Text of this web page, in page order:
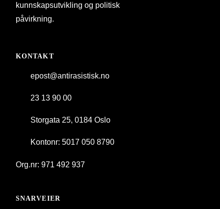
kunnskapsutvikling og politisk
påvirkning.
KONTAKT
epost@antirasistisk.no
23 13 90 00
Storgata 25, 0184 Oslo
Kontonr: 5017 050 8790
Org.nr: 971 492 937
SNARVEIER